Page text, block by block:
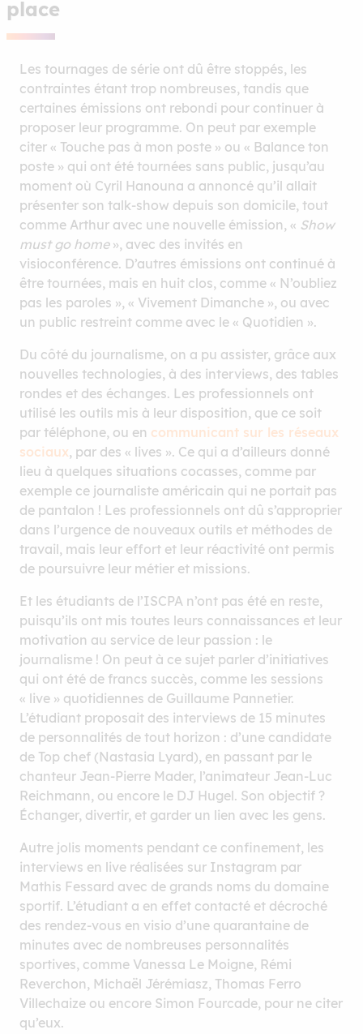
place
Les tournages de série ont dû être stoppés, les
contraintes étant trop nombreuses, tandis que
certaines émissions ont rebondi pour continuer à
proposer leur programme. On peut par exemple
citer « Touche pas à mon poste » ou « Balance ton
poste » qui ont été tournées sans public, jusqu’au
moment où Cyril Hanouna a annoncé qu’il allait
présenter son talk-show depuis son domicile, tout
comme Arthur avec une nouvelle émission, « Show
must go home», avec des invités en
visioconférence. D’autres émissions ont continué à
être tournées, mais en huit clos, comme « N’oubliez
pas les paroles », « Vivement Dimanche », ou avec
un public restreint comme avec le « Quotidien ».
Du côté du journalisme, on a pu assister, grâce aux
nouvelles technologies, à des interviews, des tables
rondes et des échanges. Les professionnels ont
utilisé les outils mis à leur disposition, que ce soit
par téléphone, ou en communicant sur les réseaux
sociaux, par des « lives ». Ce qui a d’ailleurs donné
lieu à quelques situations cocasses, comme par
exemple ce journaliste américain qui ne portait pas
de pantalon ! Les professionnels ont dû s’approprier
dans l’urgence de nouveaux outils et méthodes de
travail, mais leur effort et leur réactivité ont permis
de poursuivre leur métier et missions.
Et les étudiants de l’ISCPA n’ont pas été en reste,
puisqu’ils ont mis toutes leurs connaissances et leur
motivation au service de leur passion : le
journalisme ! On peut à ce sujet parler d’initiatives
qui ont été de francs succès, comme les sessions
« live » quotidiennes de Guillaume Pannetier.
L’étudiant proposait des interviews de 15 minutes
de personnalités de tout horizon : d’une candidate
de Top chef (Nastasia Lyard), en passant par le
chanteur Jean-Pierre Mader, l’animateur Jean-Luc
Reichmann, ou encore le DJ Hugel. Son objectif ?
Échanger, divertir, et garder un lien avec les gens.
Autre jolis moments pendant ce confinement, les
interviews en live réalisées sur Instagram par
Mathis Fessard avec de grands noms du domaine
sportif. L’étudiant a en effet contacté et décroché
des rendez-vous en visio d’une quarantaine de
minutes avec de nombreuses personnalités
sportives, comme Vanessa Le Moigne, Rémi
Reverchon, Michaël Jérémiasz, Thomas Ferro
Villechaize ou encore Simon Fourcade, pour ne citer
qu’eux.